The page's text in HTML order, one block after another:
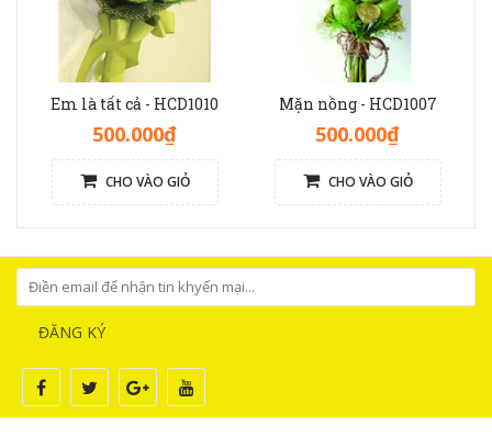
Em là tất cả - HCD1010
500.000₫
CHO VÀO GIỎ
Mặn nồng - HCD1007
500.000₫
CHO VÀO GIỎ
ĐĂNG KÝ